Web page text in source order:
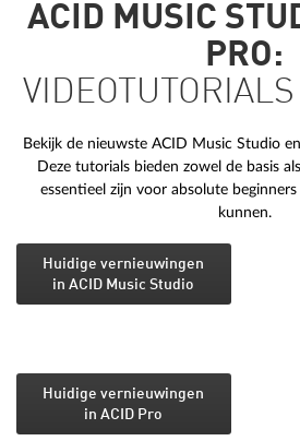
ACID MUSIC
PRO:
Bekijk de nieuwste ACID Music Studio
Deze tutorials bieden zowel de basis
essentieel zijn voor absolute
kunnen.
Huidige vernieuwingen
in ACID Music Studio
Huidige vernieuwingen
in ACID Pro